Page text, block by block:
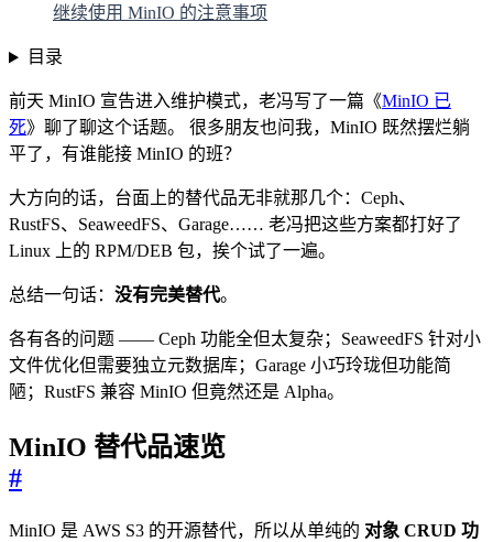
继续使用 MinIO 的注意事项
目录
前天 MinIO 宣告进入维护模式，老冯写了一篇《MinIO 已
死》聊了聊这个话题。 很多朋友也问我，MinIO 既然摆烂躺
平了，有谁能接 MinIO 的班？
大方向的话，台面上的替代品无非就那几个：Ceph、
RustFS、SeaweedFS、Garage…… 老冯把这些方案都打好了
Linux 上的 RPM/DEB 包，挨个试了一遍。
总结一句话： 没有完美替代。
各有各的问题 —— Ceph 功能全但太复杂；SeaweedFS 针对小
文件优化但需要独立元数据库；Garage 小巧玲珑但功能简
陋；RustFS 兼容 MinIO 但竟然还是 Alpha。
MinIO 替代品速览
#
MinIO 是 AWS S3 的开源替代，所以从单纯的 对象 CRUD 功